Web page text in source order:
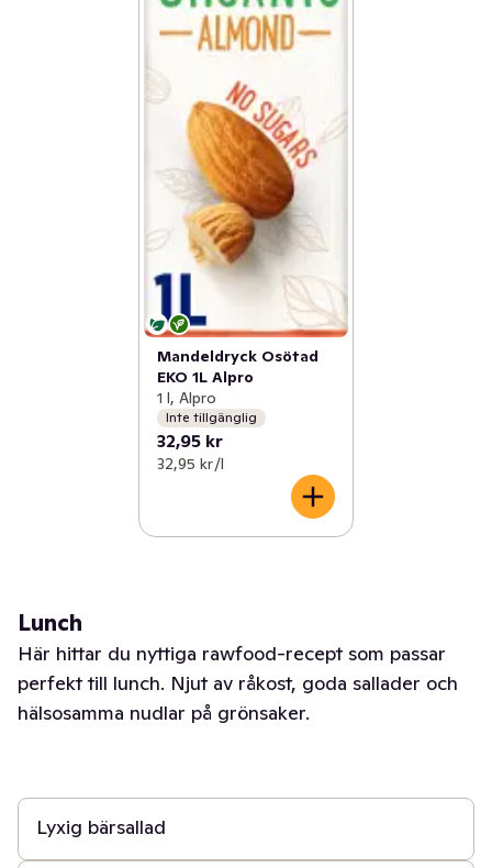
Mandeldryck Osötad
EKO 1L Alpro
1 l, Alpro
Inte tillgänglig
32,95 kr
32,95 kr /l
Lunch
Här hittar du nyttiga rawfood-recept som passar
perfekt till lunch. Njut av råkost, goda sallader och
hälsosamma nudlar på grönsaker.
Lyxig bärsallad
15 min